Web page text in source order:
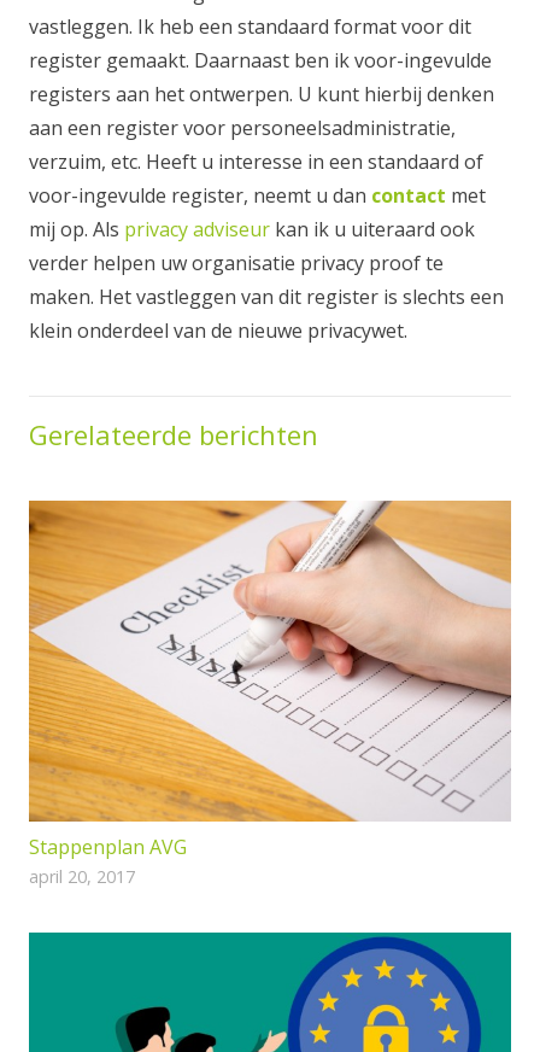
vastleggen. Ik heb een standaard format voor dit
register gemaakt. Daarnaast ben ik voor-ingevulde
registers aan het ontwerpen. U kunt hierbij denken
aan een register voor personeelsadministratie,
verzuim, etc. Heeft u interesse in een standaard of
voor-ingevulde register, neemt u dan contact met
mij op. Als privacy adviseur kan ik u uiteraard ook
verder helpen uw organisatie privacy proof te
maken. Het vastleggen van dit register is slechts een
klein onderdeel van de nieuwe privacywet.
Gerelateerde berichten
Stappenplan AVG
april 20, 2017